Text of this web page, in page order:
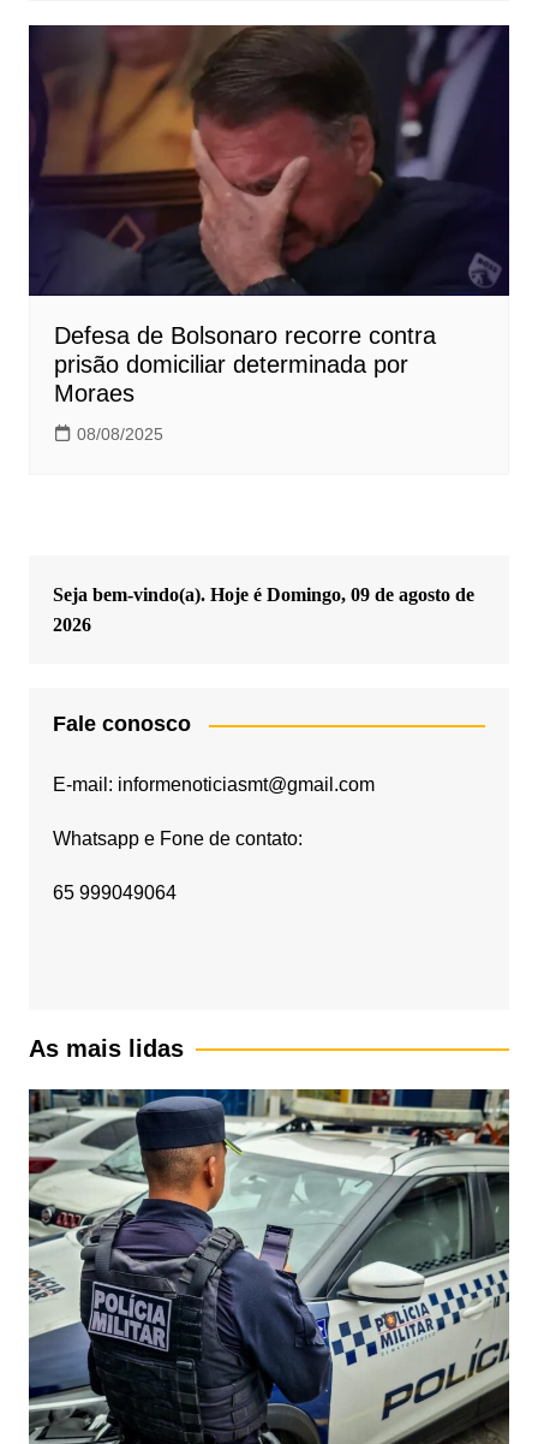
Defesa de Bolsonaro recorre contra
prisão domiciliar determinada por
Moraes
08/08/2025
Seja bem-vindo(a). Hoje é Domingo, 09 de agosto de
2026
Fale conosco
E-mail: informenoticiasmt@gmail.com
Whatsapp e Fone de contato:
65 999049064
As mais lidas